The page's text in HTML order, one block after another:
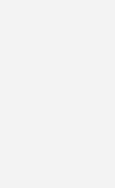
für EEG-
als auch Projektentwickler über
geklagt. Das „Windhund-Prinzip“
möglich ein Antrag auf
wenn dadurch aussichtsreichere
und Dossiers erhalten unsere
noch kein Abo? Jetzt über alle
sichern.
Anlagen. Sie werden
– solange die
und Einspeisevorrang nicht aus